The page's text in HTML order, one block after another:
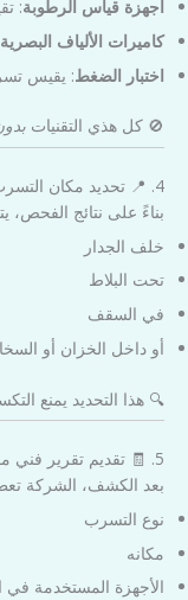
أجهزة قياس الرطوبة:
كاميرات الألياف البصرية
اختبار الضغط: يقيس
🚫 كل هذي التقنيات
4. 📍 تحديد مكان التسرب بدقة
بناءً على نتائج الفحص،
خلف الجدار
تحت البلاط
في السقف
أو داخل الخزان أو
🔍 هذا التحديد يمنع
5. 🧾 تقديم تقرير فني مفصل
بعد الكشف، الشركة
نوع التسرب
مكانه
الأجهزة المستخدمة